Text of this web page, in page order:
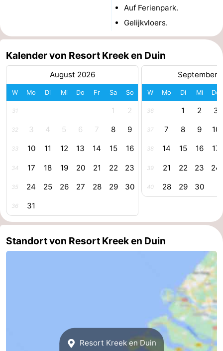
Nieuwvliet
-
Sluis
-
Cadzand
-
Natur
Het
Zwin
Wetter
Kontakt
Auf Ferienpark.
Gelijkvloers.
Kalender von Resort Kreek en Duin
August 2026
W Mo Di Mi Do Fr Sa So
31 1 2
32 3 4 5 6 7 8 9
33 10 11 12 13 14 15 16
34 17 18 19 20 21 22 23
35 24 25 26 27 28 29 30
36 31
September
W Mo Di Mi Do
36 1 2 3
37 7 8 9 10
38 14 15 16 17
39 21 22 23 24
40 28 29 30
Standort von Resort Kreek en Duin
Resort Kreek en Duin